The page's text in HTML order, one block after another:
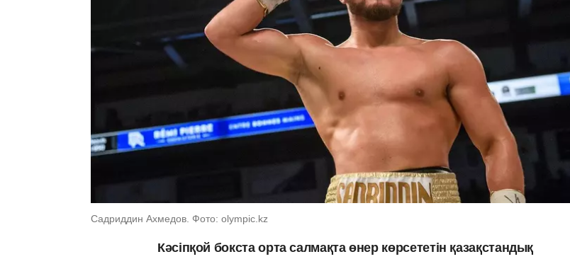
Садриддин Ахмедов. Фото: olympic.kz
Кәсіпқой бокста орта салмақта өнер көрсететін қазақстандық